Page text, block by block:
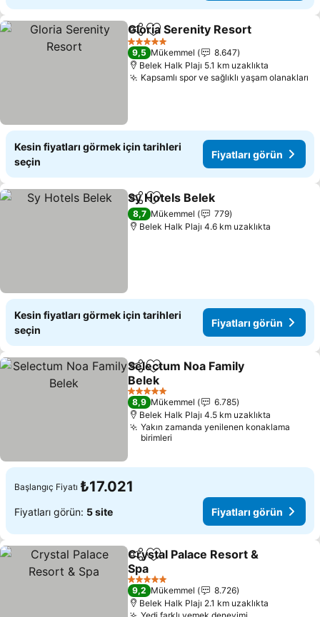
PaylaşFavorilerime ekle
Gloria Serenity Resort
5 Yıldız
9,5 Mükemmel
8.647
Belek Halk Plajı 5.1 km uzaklıkta
Kapsamlı spor ve sağlıklı yaşam olanakları
Kesin fiyatları görmek için tarihleri
seçin
Fiyatları görün
PaylaşFavorilerime ekle
Sy Hotels Belek
8,7 Mükemmel
779
Belek Halk Plajı 4.6 km uzaklıkta
Kesin fiyatları görmek için tarihleri
seçin
Fiyatları görün
PaylaşFavorilerime ekle
Selectum Noa Family
Belek
Fiyatları görün
5 Yıldız
8,9 Mükemmel
6.785
Belek Halk Plajı 4.5 km uzaklıkta
Yakın zamanda yenilenen konaklama
birimleri
Başlangıç Fiyatı ₺17.021
Fiyatları görün: 5 site Fiyatları görün
PaylaşFavorilerime ekle
Crystal Palace Resort &
Spa
Fiyatları görün
5 Yıldız
9,2 Mükemmel
8.726
Belek Halk Plajı 2.1 km uzaklıkta